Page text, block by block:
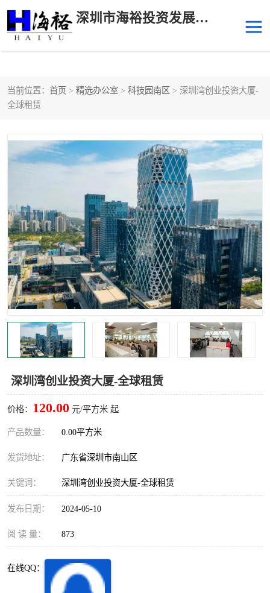
深圳市海裕投资发展有限公司
当前位置： 首页 > 精选办公室 > 科技园南区 > 深圳湾创业投资大厦-
全球租赁
深圳湾创业投资大厦-全球租赁
价格： 120.00 元/平方米 起
产品数量： 0.00平方米
发货地址： 广东省深圳市南山区
关键词： 深圳湾创业投资大厦-全球租赁
发布日期： 2024-05-10
阅 读 量： 873
在线QQ：
后海
前海 深圳湾科技生态园
福田中心区写字楼租赁 宝安中心区
深圳宝安 福田车公庙
罗湖水贝 南山南油
龙华 罗湖区
宝安区 西乡
兴东 石岩
车公庙
中心区
南山区 西丽
深圳超级总部基地 后海